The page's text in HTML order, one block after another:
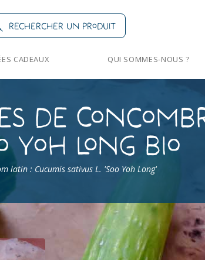
Rechercher un produit
CADEAUX QUI SOMMES-NOUS ?
de
Yoh Long Bio
latin : Cucumis sativus L. 'Soo Yoh Long'
> Concombre Soo Yoh Long Bio